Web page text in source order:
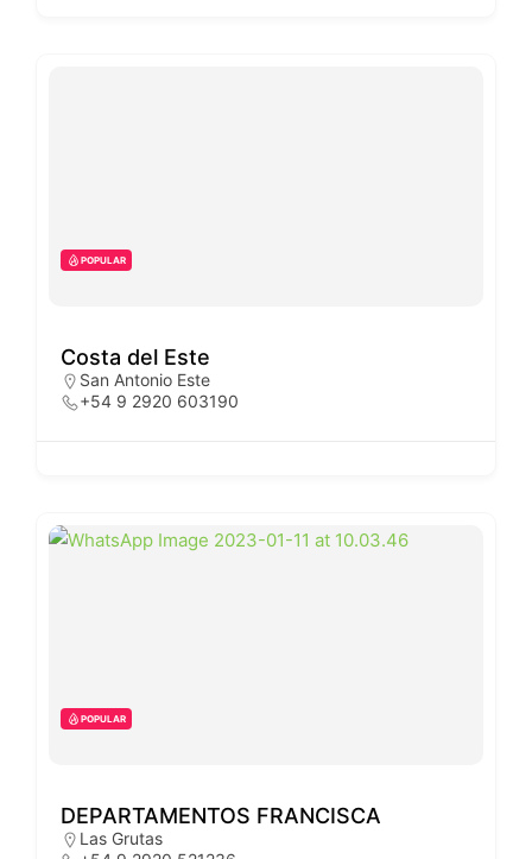
POPULAR
Costa del Este
San Antonio Este
+54 9 2920 603190
POPULAR
DEPARTAMENTOS FRANCISCA
Las Grutas